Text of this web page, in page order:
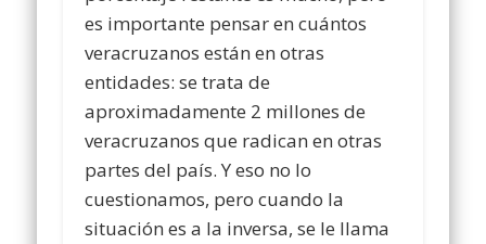
es importante pensar en cuántos
veracruzanos están en otras
entidades: se trata de
aproximadamente 2 millones de
veracruzanos que radican en otras
partes del país. Y eso no lo
cuestionamos, pero cuando la
situación es a la inversa, se le llama